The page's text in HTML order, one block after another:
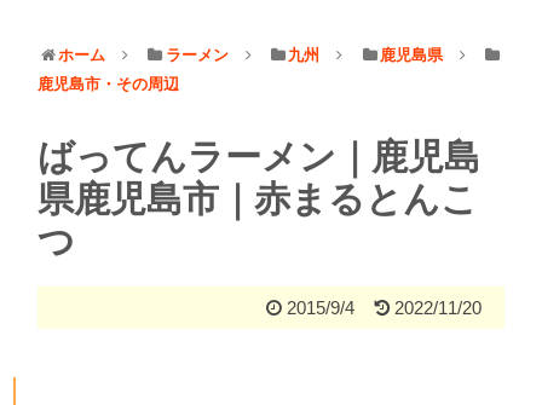
ホーム ラーメン 九州
鹿児島県
鹿児島市・その周辺
ばってんラーメン｜鹿児島
県鹿児島市｜赤まるとんこ
つ
2015/9/4 2022/11/20